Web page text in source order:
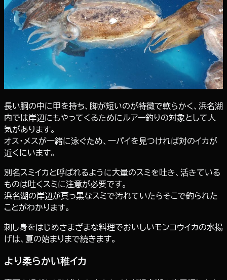
長い胴の中に甲を持ち、脚が短いのが特徴で軟らかく、浜名湖
内では岸辺にもやってくるためにルアー釣りの対象として人
気があります。
オス・メスが一緒に泳ぐため、一パイを見つければ対のイカが
近くにいます。
別名スミイカと呼ばれるように大量のスミを吐き、活きている
ものは吐くスミに注意が必要です。
浜名湖の岸辺が真っ黒なスミで汚れていたらそこで釣られた
ことがわかります。
刺し身をはじめさまざまな料理でおいしいモンコウイカの水揚
げは、夏の始まりまで続きます。
より柔らかい稚イカ